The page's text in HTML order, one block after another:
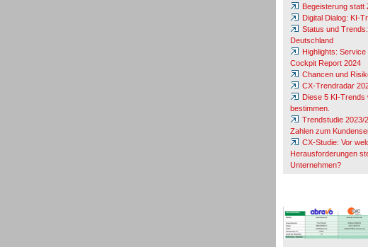
Begeisterung statt
Digital Dialog: KI-
Status und
Deutschland
Highlights:
Cockpit Report 2024
Chancen und
CX-Trendradar
Diese 5 KI-Trends
bestimmen.
Trendstudie 2023/
Zahlen zum
CX-Studie: Vor
Herausforderungen
Unternehmen?